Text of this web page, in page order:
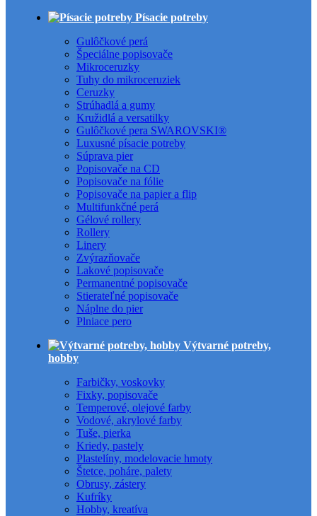
Písacie potreby
Gulôčkové perá
Špeciálne popisovače
Mikroceruzky
Tuhy do mikroceruziek
Ceruzky
Strúhadlá a gumy
Kružidlá a versatilky
Gulôčkové pera SWAROVSKI®
Luxusné písacie potreby
Súprava pier
Popisovače na CD
Popisovače na fólie
Popisovače na papier a flip
Multifunkčné perá
Gélové rollery
Rollery
Linery
Zvýrazňovače
Lakové popisovače
Permanentné popisovače
Stierateľné popisovače
Náplne do pier
Plniace pero
Výtvarné potreby,
hobby
Farbičky, voskovky
Fixky, popisovače
Temperové, olejové farby
Vodové, akrylové farby
Tuše, pierka
Kriedy, pastely
Plastelíny, modelovacie hmoty
Štetce, poháre, palety
Obrusy, zástery
Kufríky
Hobby, kreatíva